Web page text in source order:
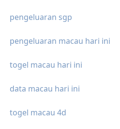
pengeluaran sgp
pengeluaran macau hari ini
togel macau hari ini
data macau hari ini
togel macau 4d